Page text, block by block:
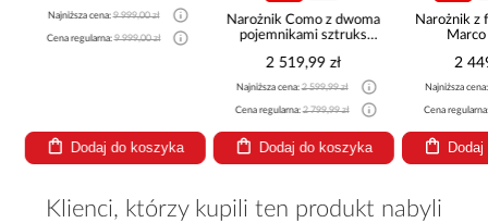
Najniższa cena:9 999,00 zł
Cena regularna:9 999,00 zł
Dodaj do koszyka
Narożnik Como z dwoma
pojemnikami sztruks
2 519,99 zł
Najniższa cena:2 599,99 zł
Cena regularna:2 799,99 zł
Dodaj do koszyka
Narożnik z
2
Najniższa
Cena
Klienci, którzy kupili ten produkt nabyli